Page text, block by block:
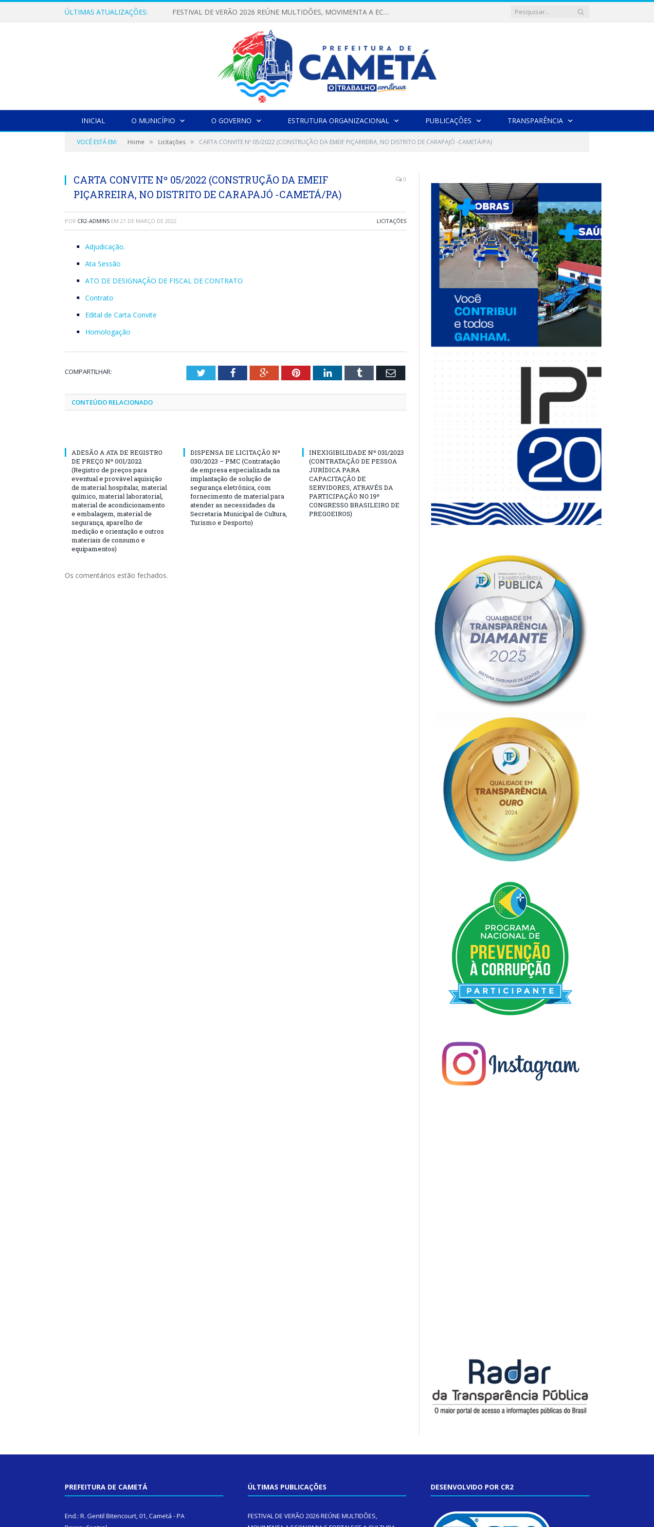
ÚLTIMAS ATUALIZAÇÕES: FESTIVAL DE VERÃO 2026 REÚNE MULTIDÕES, MOVIMENTA A ECONOMIA E FORTALECE A CULTURA LOCAL
INICIAL O MUNICÍPIO O GOVERNO ESTRUTURA ORGANIZACIONAL PUBLICAÇÕES TRANSPARÊNCIA
VOCÊ ESTÁ EM: Home » Licitações » CARTA CONVITE Nº 05/2022 (CONSTRUÇÃO DA EMEIF PIÇARREIRA, NO DISTRITO DE CARAPAJÓ -CAMETÁ/PA)
CARTA CONVITE Nº 05/2022 (CONSTRUÇÃO DA EMEIF
PIÇARREIRA, NO DISTRITO DE CARAPAJÓ -CAMETÁ/PA)
0
POR CR2-ADMIN5 EM 21 DE MARÇO DE 2022 LICITAÇÕES
Adjudicação.
Ata Sessão
ATO DE DESIGNAÇÃO DE FISCAL DE CONTRATO
Contrato
Edital de Carta Convite
Homologação
COMPARTILHAR: TwitterFacebookGoogle+PinterestLinkedInTumblr Email
CONTEÚDO RELACIONADO
ADESÃO A ATA DE REGISTRO
DE PREÇO Nº 001/2022
(Registro de preços para
eventual e provável aquisição
de material hospitalar, material
químico, material laboratorial,
material de acondicionamento
e embalagem, material de
segurança, aparelho de
medição e orientação e outros
materiais de consumo e
equipamentos)
DISPENSA DE LICITAÇÃO Nº
030/2023 – PMC (Contratação
de empresa especializada na
implantação de solução de
segurança eletrônica, com
fornecimento de material para
atender as necessidades da
Secretaria Municipal de Cultura,
Turismo e Desporto)
INEXIGIBILIDADE Nº 031/2023
(CONTRATAÇÃO DE PESSOA
JURÍDICA PARA
CAPACITAÇÃO DE
SERVIDORES, ATRAVÉS DA
PARTICIPAÇÃO NO 19º
CONGRESSO BRASILEIRO DE
PREGOEIROS)
Os comentários estão fechados.
PREFEITURA DE CAMETÁ
End.: R. Gentil Bitencourt, 01, Cametá - PA
ÚLTIMAS PUBLICAÇÕES
FESTIVAL DE VERÃO 2026 REÚNE MULTIDÕES,
DESENVOLVIDO POR CR2